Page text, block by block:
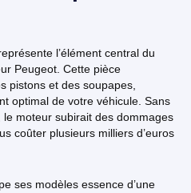
l’élément central du
Peugeot. Cette pièce
pistons et des soupapes,
optimal de votre véhicule. Sans
moteur subirait des dommages
coûter plusieurs milliers d’euros
ses modèles essence d’une